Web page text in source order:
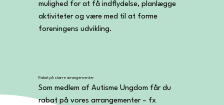
mulighed for at få indflydelse, planlægge
aktiviteter og være med til at forme
foreningens udvikling.
Rabat på større arrangementer
Som medlem af Autisme Ungdom får du
rabat på vores arrangementer – fx